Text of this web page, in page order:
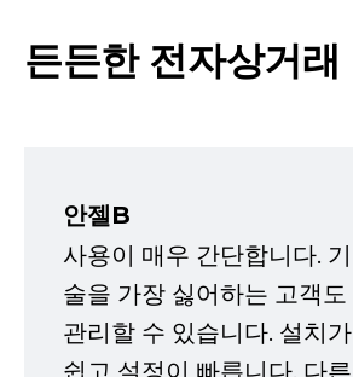
든든한 전자상거래
안젤B
사용이 매우 간단합니다. 기
술을 가장 싫어하는 고객도
관리할 수 있습니다. 설치가
쉽고 설정이 빠릅니다. 다른